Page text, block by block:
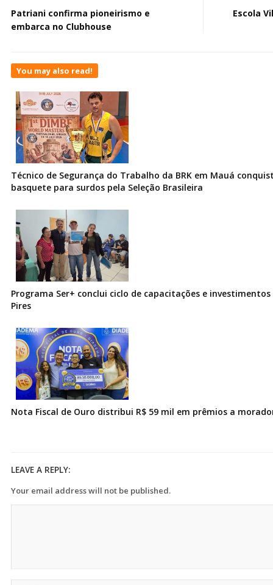
Patriani confirma pioneirismo e
embarca no Clubhouse
Escola
You may also read!
Técnico de Segurança do Trabalho da BRK em Mauá
basquete para surdos pela Seleção Brasileira
Programa Ser+ conclui ciclo de capacitações e
Pires
Nota Fiscal de Ouro distribui R$ 59 mil em prêmios a
LEAVE A REPLY:
Your email address will not be published.